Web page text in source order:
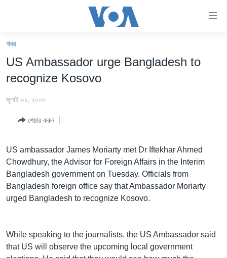
যান।
প্রধান
ন্যাভিগেশনে
যান
বিশ্ব
দক্ষিণ-এশিয়া
সম্পাদকীয়
টেলিভিশন
Learning English
খবর
US Ambassador urge Bangladesh to
recognize Kosovo
জুলাই ০১, ২০০৮
শেয়ার করুন
US ambassador James Moriarty met Dr Iftekhar Ahmed
Chowdhury, the Advisor for Foreign Affairs in the Interim
Bangladesh government on Tuesday. Officials from
Bangladesh foreign office say that Ambassador Moriarty
urged Bangladesh to recognize Kosovo.
While speaking to the journalists, the US Ambassador said
that US will observe the upcoming local government